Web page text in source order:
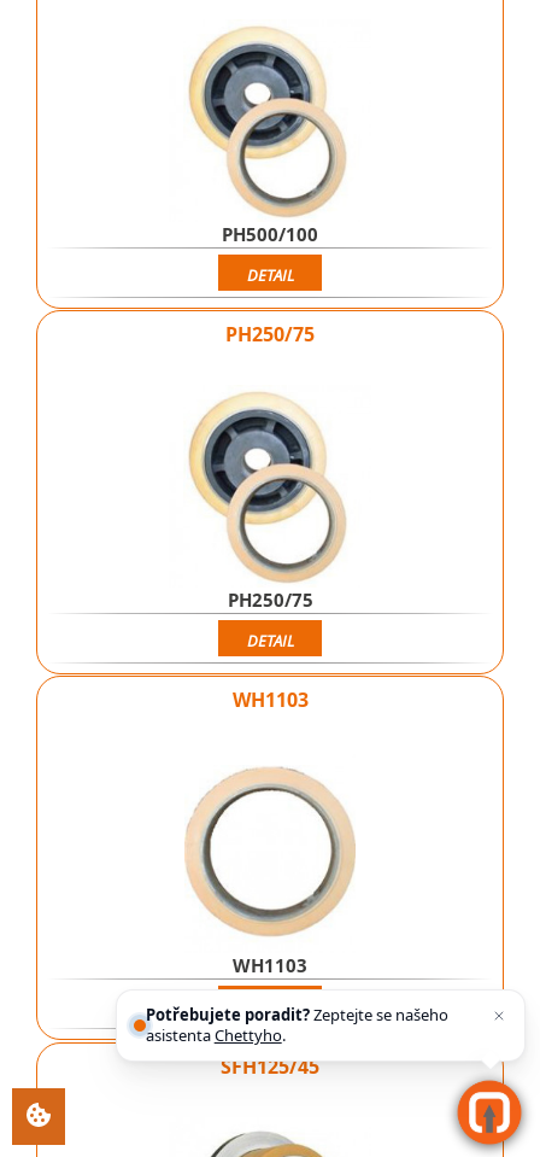
PH500/100
DETAIL
PH250/75
PH250/75
DETAIL
WH1103
WH1103
DETAIL
SFH125/45
Potřebujete poradit?Zeptejte se našeho
asistentaChettyho.